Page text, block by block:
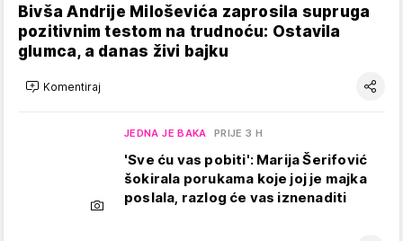
Bivša Andrije Miloševića zaprosila supruga
pozitivnim testom na trudnoću: Ostavila
glumca, a danas živi bajku
Komentiraj
JEDNA JE BAKA PRIJE 3 H
'Sve ću vas pobiti': Marija Šerifović
šokirala porukama koje joj je majka
poslala, razlog će vas iznenaditi